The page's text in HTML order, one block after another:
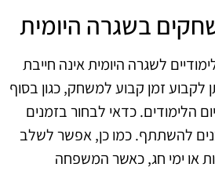
בשגרה היומית
לשגרה היומית אינה חייבת
לקבוע זמן קבוע למשחק, כגון בסוף
הלימודים. כדאי לבחור בזמנים
להשתתף. כמו כן, אפשר לשלב
או ימי חג, כאשר המשפחה